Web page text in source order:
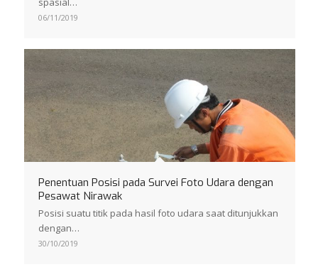
06/11/2019
Penentuan Posisi pada Survei Foto Udara dengan
Pesawat Nirawak
Posisi suatu titik pada hasil foto udara saat ditunjukkan
dengan…
30/10/2019